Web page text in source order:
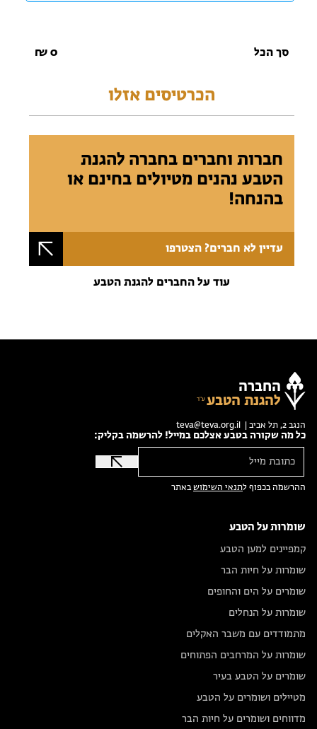
סך הכל 0
₪
הכרטיסים אזלו
חברות וחברים בחברה להגנת
הטבע נהנים מטיולים בחינם או
בהנחה!
עדיין לא חברים? הצטרפו
עוד על החברים להגנת הטבע
החברה
להגנת הטבע
הנגב 2, תל אביב | teva@teva.org.il
כל מה שקורה בטבע אצלכם במייל! להרשמה בקליק:
ההרשמה בכפוף לתנאי השימושבאתר
שומרות על הטבע
קמפיינים למען הטבע
שומרות על חיות הבר
שומרים על הים והחופים
שומרות על הנחלים
מתמודדים עם משבר האקלים
שומרות על המרחבים הפתוחים
שומרים על הטבע בעיר
מטיילים ושומרים על הטבע
מדווחים ושומרים על חיות הבר